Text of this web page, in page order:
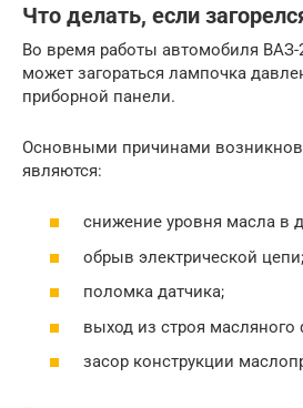
Что делать, если
Во время работы автомобиля ВАЗ-
может загораться лампочка
приборной панели.
Основными причинами
являются:
снижение уровня масла в
обрыв электрической цепи;
поломка датчика;
выход из строя масляного
засор конструкции